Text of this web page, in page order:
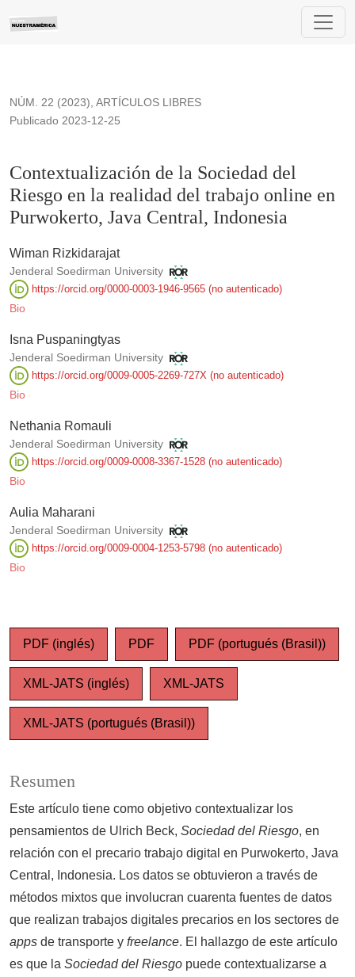
Contextualización de la Sociedad del Riesgo en la realidad
NÚM. 22 (2023), ARTÍCULOS LIBRES
Contextualización de la Sociedad del
Riesgo en la realidad del trabajo online en
Purwokerto, Java Central, Indonesia
Publicado 2023-12-25
Wiman Rizkidarajat
Jenderal Soedirman University
https://orcid.org/0000-0003-1946-9565 (no autenticado)
Bio
Isna Puspaningtyas
Jenderal Soedirman University
https://orcid.org/0009-0005-2269-727X (no autenticado)
Bio
Nethania Romauli
Jenderal Soedirman University
https://orcid.org/0009-0008-3367-1528 (no autenticado)
Bio
Aulia Maharani
Jenderal Soedirman University
https://orcid.org/0009-0004-1253-5798 (no autenticado)
Bio
PDF (inglés) PDF PDF (portugués (Brasil))
XML-JATS (inglés) XML-JATS
XML-JATS (portugués (Brasil))
Resumen
Este artículo tiene como objetivo contextualizar los
pensamientos de Ulrich Beck, Sociedad del Riesgo, en
relación con el precario trabajo digital en Purwokerto, Java
Central, Indonesia. Los datos se obtuvieron a través de
métodos mixtos que involucran cuarenta fuentes de datos
que realizan trabajos digitales precarios en los sectores de
apps de transporte y freelance. El hallazgo de este artículo
es que la Sociedad del Riesgo puede contextualizarse a